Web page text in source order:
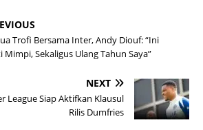
Trofi Bersama Inter, Andy Diouf: “Ini
Mimpi, Sekaligus Ulang Tahun Saya”
NEXT
League Siap Aktifkan Klausul
Rilis Dumfries